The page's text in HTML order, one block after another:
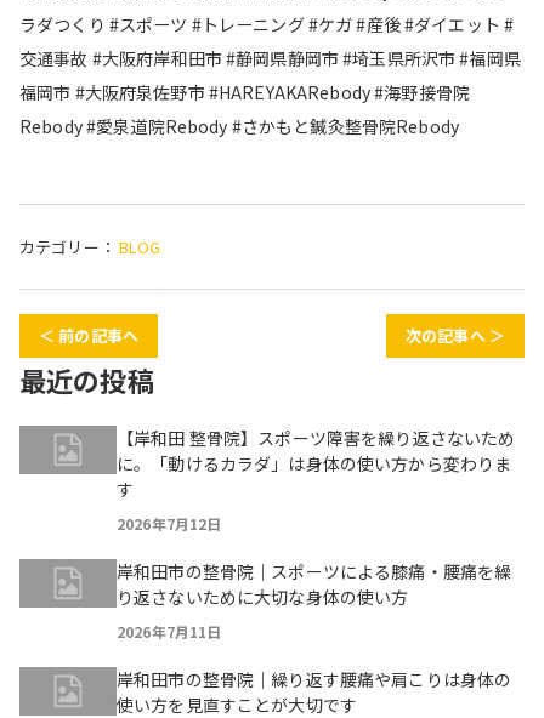
ラダつくり #スポーツ #トレーニング #ケガ #産後 #ダイエット #
交通事故 #大阪府岸和田市 #静岡県静岡市 #埼玉県所沢市 #福岡県
福岡市 #大阪府泉佐野市 #HAREYAKARebody #海野接骨院
Rebody #愛泉道院Rebody #さかもと鍼灸整骨院Rebody
カテゴリー： BLOG
＜ 前の記事へ 次の記事へ ＞
最近の投稿
【岸和田 整骨院】スポーツ障害を繰り返さないため
に。「動けるカラダ」は身体の使い方から変わりま
す
2026年7月12日
岸和田市の整骨院｜スポーツによる膝痛・腰痛を繰
り返さないために大切な身体の使い方
2026年7月11日
岸和田市の整骨院｜繰り返す腰痛や肩こりは身体の
使い方を見直すことが大切です